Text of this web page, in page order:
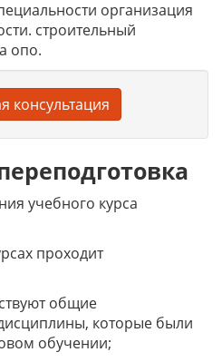
организация
строительный
опо.
консультация
учебного курса
проходит
общие
которые были
обучении;